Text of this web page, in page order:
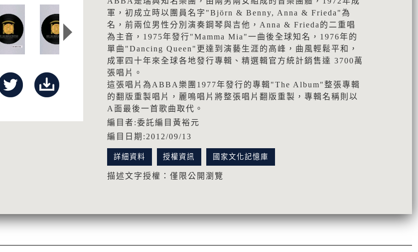
軍，初成立時以團員名字"Björn & Benny, Anna & Frieda"為
名，前兩位男性分別演奏鋼琴與吉他，Anna & Frieda的二重唱
為主音，1975年發行"Mamma Mia"一曲後全球知名，1976年的
單曲"Dancing Queen"更達到演藝生涯的高峰，曲風輕鬆平和，
成軍四十年來全球各地發行專輯、精選輯官方統計銷售達 3700萬
張唱片。
這張唱片為ABBA樂團1977年發行的專輯"The Album"整張專輯
的翻版重製唱片，麗鳴唱片將整張唱片翻版重製，專輯名稱則以
A面最後一首歌曲取代。
編目者:委託編目黃裕元
編目日期:2012/09/13
詳細資料 授權資訊 國家文化記憶庫
描述文字授權：僅限公開瀏覽